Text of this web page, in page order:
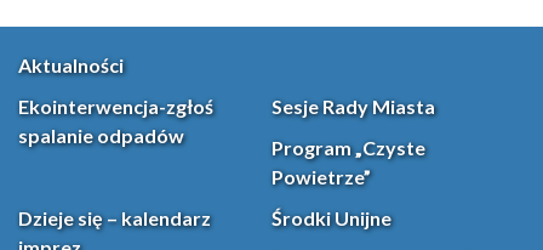
Aktualności
Ekointerwencja-zgłoś
spalanie odpadów
Sesje Rady Miasta
Program „Czyste
Powietrze”
Dzieje się – kalendarz
Środki Unijne